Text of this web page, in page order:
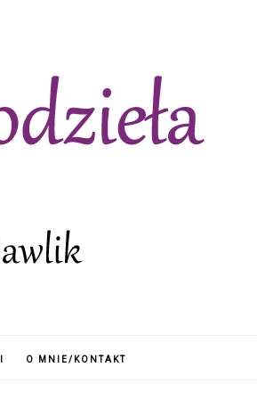
O MNIE/KONTAKT